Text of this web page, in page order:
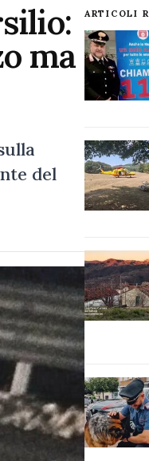
ma
del
ARTICOLI